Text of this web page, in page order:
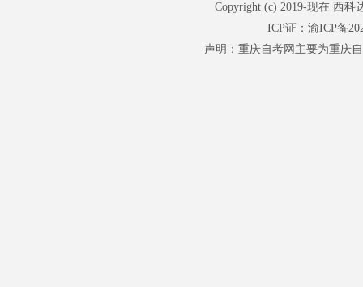
Copyright (c) 2019-现在 西
ICP证： 渝ICP备
声明：重庆自考网主要为重庆